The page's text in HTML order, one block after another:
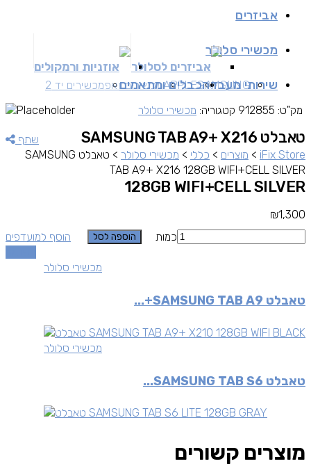
אביזרים
אביזרים לסלולר אוזניות ורמקולים
מכשירי סלולר
SAMSUNG
APPLEמכשירים זאפמכשירים יד 2 שירותי מעבדהכבלים ומתאמים
שתף
iFix Store
> מוצרים > כללי > מכשירי סלולר >
טאבלט SAMSUNG
TAB A9+ X216 128GB WIFI+CELL SILVER
טאבלט SAMSUNG TAB A9+ X216
128GB WIFI+CELL SILVER
₪1,300
כמות
הוספה לסל
הוסף למועדפים
מק"ט: 912855 קטגוריה: מכשירי סלולר
מכשירי סלולר
טאבלט SAMSUNG TAB A9+...
מכשירי סלולר
טאבלט SAMSUNG TAB S6...
מוצרים קשורים